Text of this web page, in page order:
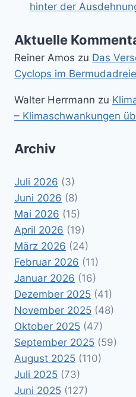
hinter der
Aktuelle
Reiner Amos zu Das
Cyclops im
Walter Herrmann zu
– Klimaschwankungen
Archiv
Juli 2026 (3)
Juni 2026 (8)
Mai 2026 (15)
April 2026 (19)
März 2026 (24)
Februar 2026 (11)
Januar 2026 (16)
Dezember 2025 (41)
November 2025 (48)
Oktober 2025 (47)
September 2025 (59)
August 2025 (110)
Juli 2025 (73)
Juni 2025 (127)